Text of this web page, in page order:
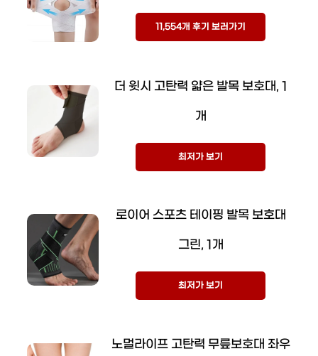
11,554개 후기 보러가기
더 윗시 고탄력 얇은 발목 보호대, 1
개
최저가 보기
로이어 스포츠 테이핑 발목 보호대
그린, 1개
최저가 보기
노멀라이프 고탄력 무릎보호대 좌우